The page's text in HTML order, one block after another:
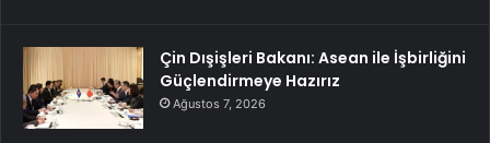
Çin Dışişleri Bakanı: Asean ile İşbirliğini
Güçlendirmeye Hazırız
Ağustos 7, 2026